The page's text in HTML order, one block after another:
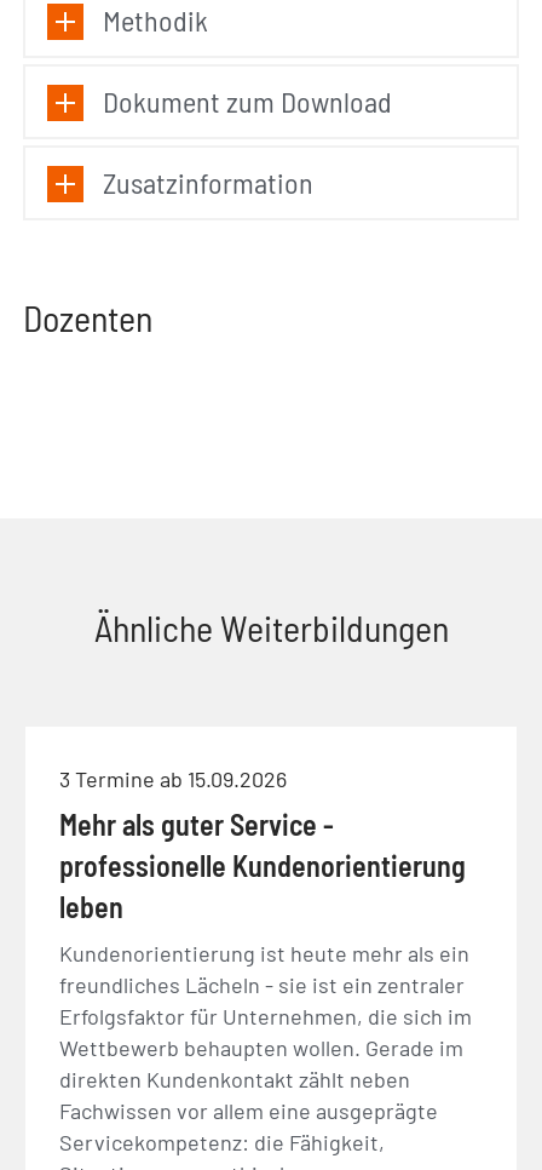
Methodik
Dokument zum Download
Zusatzinformation
Dozenten
Ähnliche Weiterbildungen
3 Termine ab 15.09.2026
Mehr als guter Service -
professionelle Kundenorientierung
leben
Kundenorientierung ist heute mehr als ein
freundliches Lächeln - sie ist ein zentraler
Erfolgsfaktor für Unternehmen, die sich im
Wettbewerb behaupten wollen. Gerade im
direkten Kundenkontakt zählt neben
Fachwissen vor allem eine ausgeprägte
Servicekompetenz: die Fähigkeit,